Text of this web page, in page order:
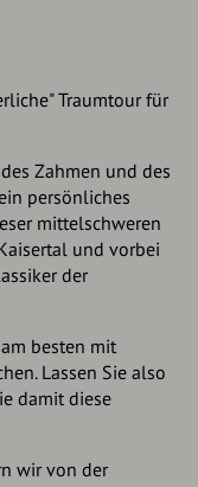
Traumtour für
Zahmen und des
persönliches
mittelschweren
und vorbei
der
besten mit
Lassen Sie also
damit diese
wir von der